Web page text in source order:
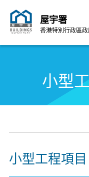
屋宇署
香港特別行政區
小型
小型工程項